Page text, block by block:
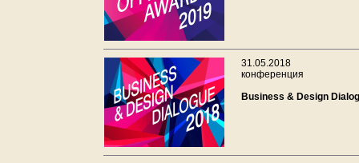
31.05.2018
конференция
Business & Design